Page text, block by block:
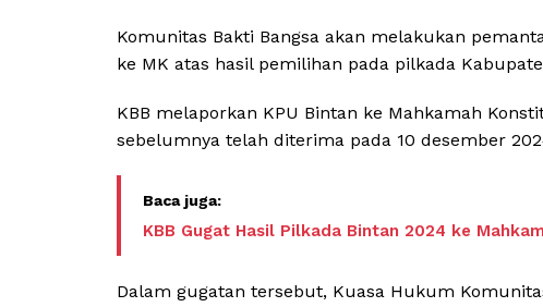
Komunitas Bakti Bangsa akan melakukan
ke MK atas hasil pemilihan pada pilkada
KBB melaporkan KPU Bintan ke Mahkamah
sebelumnya telah diterima pada 10 desember
KBB Gugat Hasil Pilkada Bintan 2024 ke
Dalam gugatan tersebut, Kuasa Hukum